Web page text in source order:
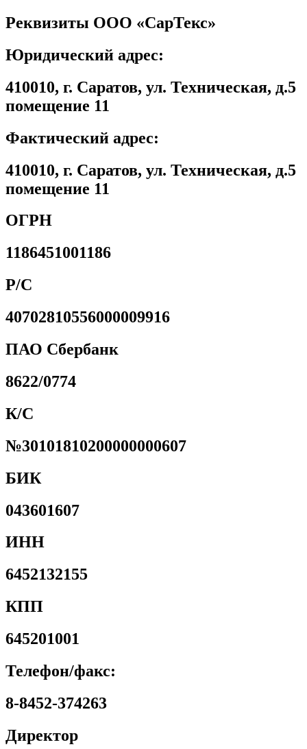
Реквизиты ООО «СарТекс»
Юридический адрес:
410010, г. Саратов, ул. Техническая, д.5
помещение 11
Фактический адрес:
410010, г. Саратов, ул. Техническая, д.5
помещение 11
ОГРН
1186451001186
Р/С
40702810556000009916
ПАО Сбербанк
8622/0774
К/С
№30101810200000000607
БИК
043601607
ИНН
6452132155
КПП
645201001
Телефон/факс:
8-8452-374263
Директор